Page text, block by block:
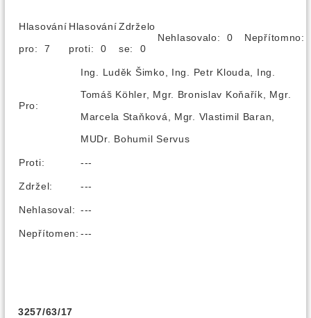
Hlasování
pro: 7
Hlasování
proti: 0
Zdrželo
se: 0
Nehlasovalo: 0
Pro:
Ing. Luděk Šimko, Ing. Petr Klouda, Ing.
Tomáš Köhler, Mgr. Bronislav Koňařík, Mgr.
Marcela Staňková, Mgr. Vlastimil Baran,
MUDr. Bohumil Servus
Proti: ---
Zdržel: ---
Nehlasoval: ---
Nepřítomen: ---
3257/63/17